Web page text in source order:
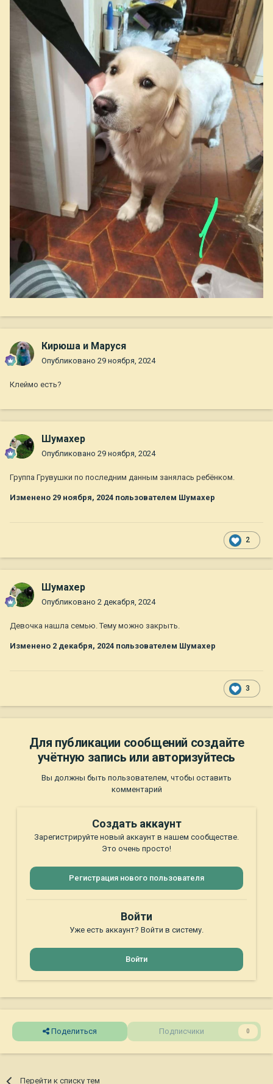
Кирюша и Маруся
Опубликовано 29 ноября, 2024
Клеймо есть?
Шумахер
Опубликовано 29 ноября, 2024
Группа Грувушки по последним данным занялась ребёнком.
Изменено 29 ноября, 2024 пользователем Шумахер
2
Шумахер
Опубликовано 2 декабря, 2024
Девочка нашла семью. Тему можно закрыть.
Изменено 2 декабря, 2024 пользователем Шумахер
3
Для публикации сообщений создайте
учётную запись или авторизуйтесь
Вы должны быть пользователем, чтобы оставить
комментарий
Создать аккаунт
Зарегистрируйте новый аккаунт в нашем сообществе.
Это очень просто!
Регистрация нового пользователя
Войти
Уже есть аккаунт? Войти в систему.
Войти
Поделиться Подписчики 0
Перейти к списку тем